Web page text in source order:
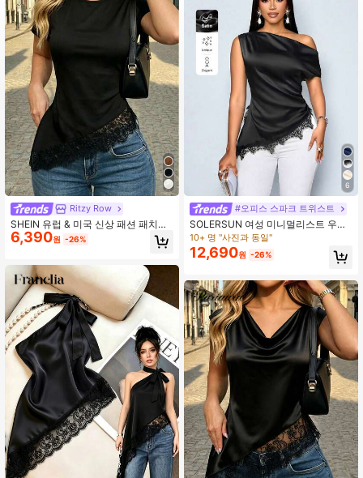
4.78
4.78 821K 팔로워
4.78 821K 팔로워
4.78 821K 팔로워
4.78
4.78 821K 팔로워
Ritzy Row
SHEIN 유럽 & 미국 신상 패션 패치워
크 레이스 비대칭 밑단 우아한 라운드
넥 디자인 반팔 캐주얼 여성 티셔츠,
학, 캐주얼, 해변, 비즈니스, 다용도, 섹
시, 여성용 블랙 티셔츠
6,390원 -26%
6
#오피스 스파크 트위스트
SOLERSUN 여성 미니멀리스트 우아
한 비대칭 칼라 블랙 레이스 트림 패치
워크 비대칭 밑단 러치드 패션 스타일
리시 새틴 블라우스 블랙 블라우스 여
10+ 명 "사진과 동일"
12,690원 -26%